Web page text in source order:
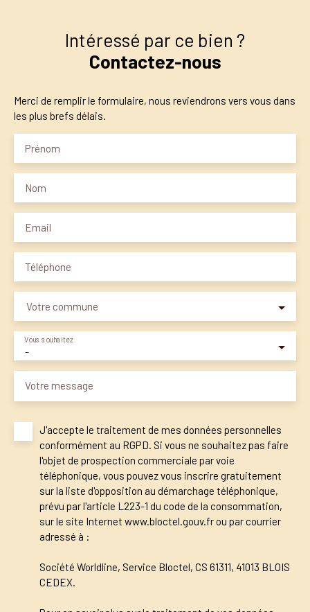
Intéressé par ce bien ?
Contactez-nous
Merci de remplir le formulaire, nous reviendrons vers vous dans
les plus brefs délais.
Prénom
Nom
Email
Téléphone
Votre commune
-
Vous souhaitez
Votre message
J'accepte le traitement de mes données personnelles
conformément au RGPD. Si vous ne souhaitez pas faire
l'objet de prospection commerciale par voie
téléphonique, vous pouvez vous inscrire gratuitement
sur la liste d'opposition au démarchage téléphonique,
prévu par l'article L223-1 du code de la consommation,
sur le site Internet www.bloctel.gouv.fr ou par courrier
adressé à :
Société Worldline, Service Bloctel, CS 61311, 41013 BLOIS
CEDEX.